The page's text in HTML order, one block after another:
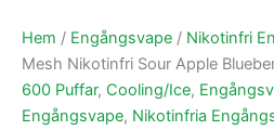
Hem / Engångsvape / Nikotinfri
Mesh Nikotinfri Sour Apple
600 Puffar, Cooling/Ice,
Engångsvape, Nikotinfria